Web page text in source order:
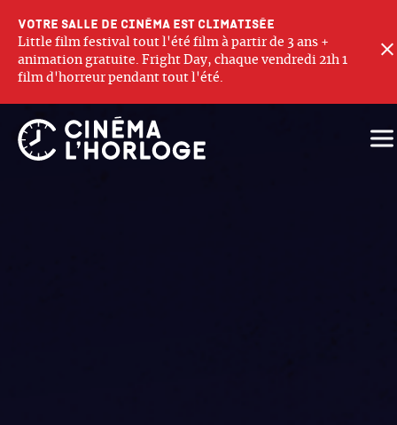
Votre salle de cinéma est climatisée
Little film festival tout l'été film à partir de 3 ans +
animation gratuite. Fright Day, chaque vendredi 21h 1
film d'horreur pendant tout l'été.